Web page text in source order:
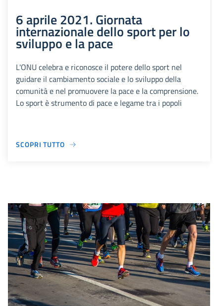
6 aprile 2021. Giornata
internazionale dello sport per lo
sviluppo e la pace
L'ONU celebra e riconosce il potere dello sport nel
guidare il cambiamento sociale e lo sviluppo della
comunità e nel promuovere la pace e la comprensione.
Lo sport è strumento di pace e legame tra i popoli
SCOPRI TUTTO